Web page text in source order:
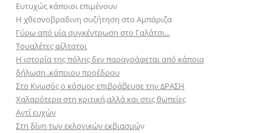
Ευτυχώς κάποιοι επιμένουν
Η χθεσνοβραδινη συζήτηση στο Αμπάριζα
Γύρω από μία συγκέντρωση στο Γαλάτσι...
Τουαλέτες φίλτατοι
Η ιστορία της πόλης δεν παραγράφεται από κάποια
δήλωση..κάποιου προέδρου
Στο Κνωσός ο κόσμος επιβράβευσε την ΔΡΑΣΗ
Χαλαρότερα στη κριτική,αλλά και στις θωπείες
Αντί ευχών
Στη δίνη των εκλογικών εκβιασμών